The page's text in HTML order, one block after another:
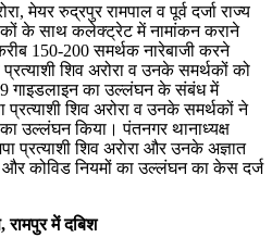
मेयर रुद्रपुर रामपाल व पूर्व दर्जा राज्य
के साथ कलेक्ट्रेट में नामांकन कराने
150-200 समर्थक नारेबाजी करने
शिव अरोरा व उनके समर्थकों को
गाइडलाइन का उल्लंघन के संबंध में
शिव अरोरा व उनके समर्थकों ने
उल्लंघन किया। पंतनगर थानाध्यक्ष
प्रत्याशी शिव अराेरा और उनके अज्ञात
कोविड नियमों का उल्लंघन का केस दर्ज
में दबिश